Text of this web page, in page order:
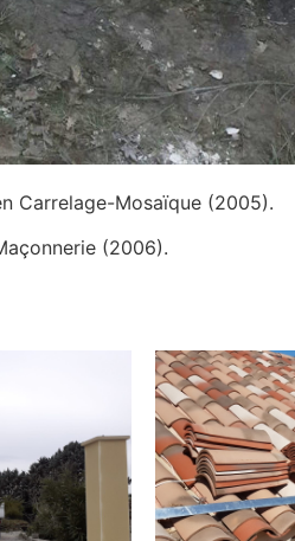
Carrelage-Mosaïque (2005).
(2006).